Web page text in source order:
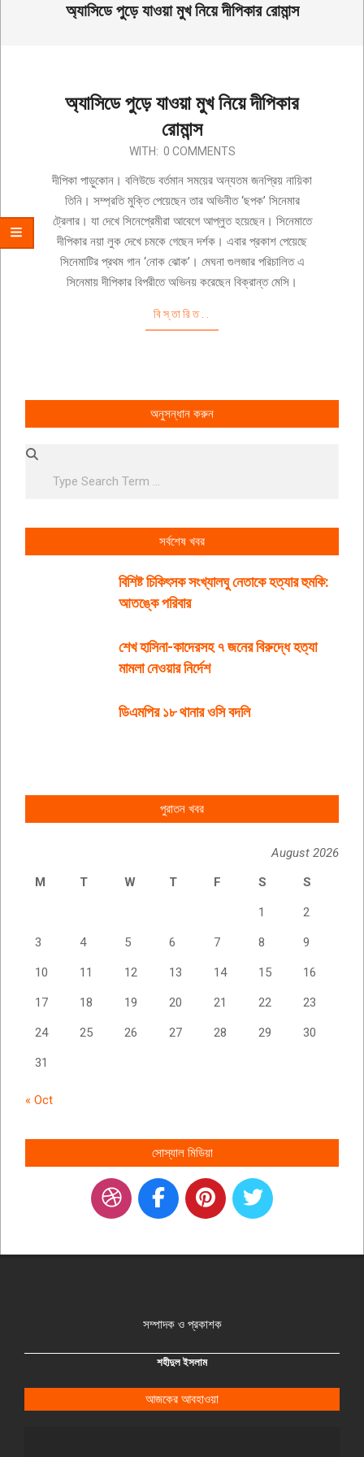
অ্যাসিডে পুড়ে যাওয়া মুখ নিয়ে দীপিকার রোমান্স
অ্যাসিডে পুড়ে যাওয়া মুখ নিয়ে দীপিকার
রোমান্স
12-
WITH: 0 COMMENTS
দীপিকা পাড়ুকোন। বলিউডে বর্তমান সময়ের অন্যতম জনপ্রিয় নায়িকা
তিনি। সম্প্রতি মুক্তি পেয়েছেন তার অভিনীত ‘ছপক’ সিনেমার
ট্রেলার। যা দেখে সিনেপ্রেমীরা আবেগে আপ্লুত হয়েছেন। সিনেমাতে
দীপিকার নয়া লুক দেখে চমকে গেছেন দর্শক। এবার প্রকাশ পেয়েছে
সিনেমাটির প্রথম গান ‘নোক ঝোক’। মেঘনা গুলজার পরিচালিত এ
সিনেমায় দীপিকার বিপরীতে অভিনয় করেছেন বিক্রান্ত মেসি।
বিস্তারিত..
অনুসন্ধান করুন
Search
সর্বশেষ খবর
বিশিষ্ট চিকিৎসক সংখ্যালঘু নেতাকে হত্যার হুমকি:
আতঙ্কে পরিবার
শেখ হাসিনা-কাদেরসহ ৭ জনের বিরুদ্ধে হত্যা
মামলা নেওয়ার নির্দেশ
ডিএমপির ১৮ থানার ওসি বদলি
পুরাতন খবর
August 2026
M
T W T F S S
1 2
3 4 5 6 7 8 9
10 11 12 13 14 15 16
17 18 19 20 21 22 23
24 25 26 27 28 29 30
31
« Oct
সোস্যাল মিডিয়া
সম্পাদক ও প্রকাশক
শহীদুল ইসলাম
আজকের আবহাওয়া